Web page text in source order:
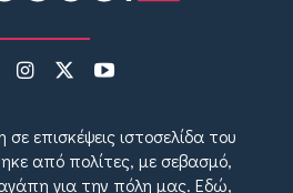
επισκέψεις ιστοσελίδα του
από πολίτες, με σεβασμό,
αγάπη για την πόλη μας. Εδώ,